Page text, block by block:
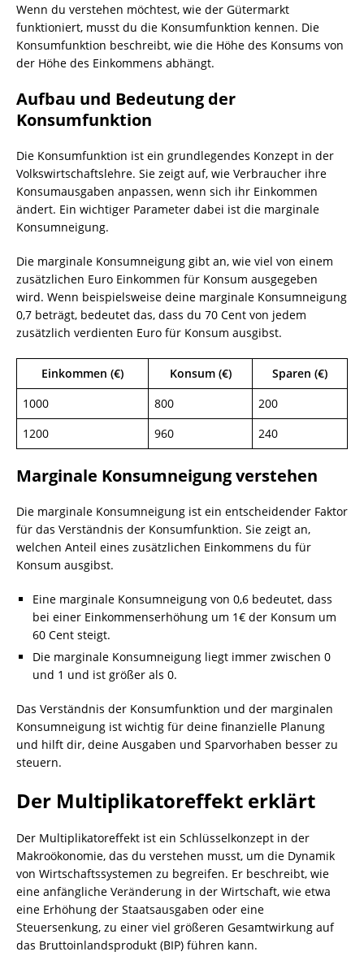
Wenn du verstehen möchtest, wie der Gütermarkt
funktioniert, musst du die Konsumfunktion kennen. Die
Konsumfunktion beschreibt, wie die Höhe des Konsums von
der Höhe des Einkommens abhängt.
Aufbau und Bedeutung der
Konsumfunktion
Die Konsumfunktion ist ein grundlegendes Konzept in der
Volkswirtschaftslehre. Sie zeigt auf, wie Verbraucher ihre
Konsumausgaben anpassen, wenn sich ihr Einkommen
ändert. Ein wichtiger Parameter dabei ist die marginale
Konsumneigung.
Die marginale Konsumneigung gibt an, wie viel von einem
zusätzlichen Euro Einkommen für Konsum ausgegeben
wird. Wenn beispielsweise deine marginale Konsumneigung
0,7 beträgt, bedeutet das, dass du 70 Cent von jedem
zusätzlich verdienten Euro für Konsum ausgibst.
Einkommen (€) Konsum (€)
Sparen (€)
1000
800
200
1200
960 240
Marginale Konsumneigung verstehen
Die marginale Konsumneigung ist ein entscheidender Faktor
für das Verständnis der Konsumfunktion. Sie zeigt an,
welchen Anteil eines zusätzlichen Einkommens du für
Konsum ausgibst.
Eine marginale Konsumneigung von 0,6 bedeutet, dass
bei einer Einkommenserhöhung um 1€ der Konsum um
60 Cent steigt.
Die marginale Konsumneigung liegt immer zwischen 0
und 1 und ist größer als 0.
Das Verständnis der Konsumfunktion und der marginalen
Konsumneigung ist wichtig für deine finanzielle Planung
und hilft dir, deine Ausgaben und Sparvorhaben besser zu
steuern.
Der Multiplikatoreffekt erklärt
Der Multiplikatoreffekt ist ein Schlüsselkonzept in der
Makroökonomie, das du verstehen musst, um die Dynamik
von Wirtschaftssystemen zu begreifen. Er beschreibt, wie
eine anfängliche Veränderung in der Wirtschaft, wie etwa
eine Erhöhung der Staatsausgaben oder eine
Steuersenkung, zu einer viel größeren Gesamtwirkung auf
das Bruttoinlandsprodukt (BIP) führen kann.